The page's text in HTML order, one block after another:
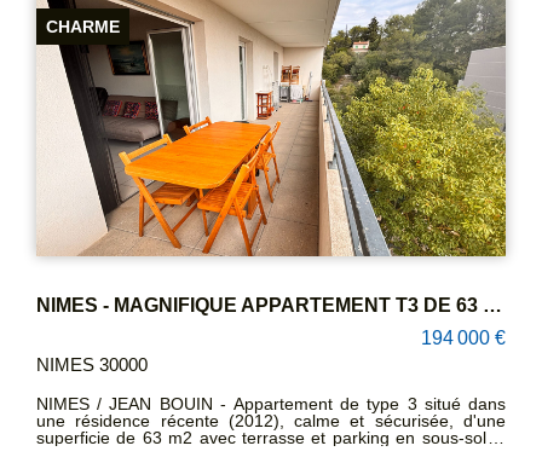
168 000 €
NIMES 30000
NIMES CENTRE VILLE Appartement de type 3 d'environ
75m² en RDC dans une résidence sécurisée et très bien
entretenue. Hall d'entrée, séjour donnant sur une terrasse